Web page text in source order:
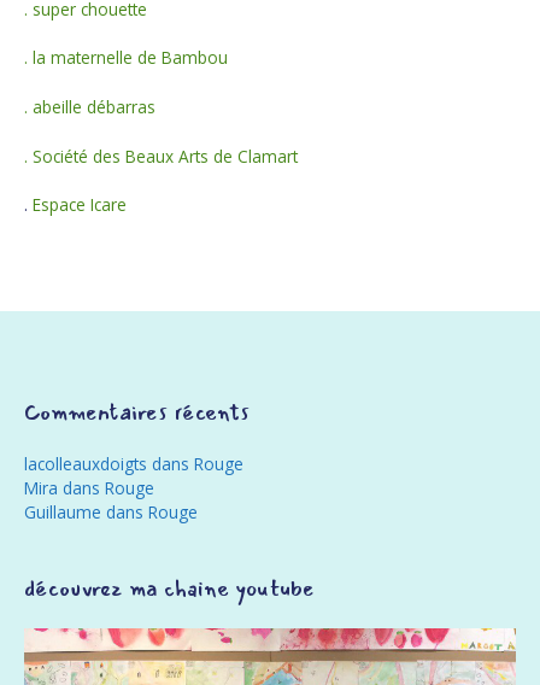
. super chouette
. la maternelle de Bambou
. abeille débarras
. Société des Beaux Arts de Clamart
. Espace Icare
Commentaires récents
lacolleauxdoigts dans Rouge
Mira dans Rouge
Guillaume dans Rouge
découvrez ma chaine youtube
Lecteur
vidéo